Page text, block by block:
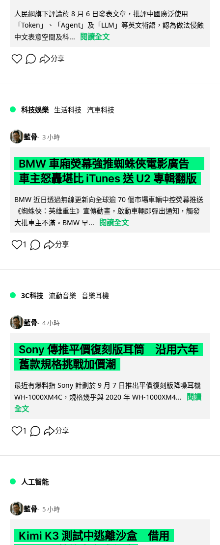
人民網旗下評論於 8 月 6 日發表文章，批評中國廣泛使用
「Token」、「Agent」及「LLM」等英文術語，認為做法侵蝕
中文表意空間及科...
閱讀全文
分享
科技娛樂 生活科技 汽車科技
藍骨 3 小時
BMW 車廂熒幕強推蜘蛛俠電影廣告
車主怒轟堪比 iTunes 送 U2 專輯翻版
BMW 近日透過無線更新向全球逾 70 個市場車輛中控熒幕推送
《蜘蛛俠：英雄重生》宣傳動畫，啟動車輛即彈出通知，觸發
大批車主不滿。BMW 早...
閱讀全文
1 分享
3C科技 流動音樂 音樂耳機
藍骨 4 小時
Sony 傳推平價復刻版耳筒 沿用六年
舊款規格挑戰加價潮
最近有爆料指 Sony 計劃於 9 月 7 日推出平價復刻版降噪耳機
WH-1000XM4C，規格幾乎與 2020 年 WH-1000XM4...
閱讀
全文
1 分享
人工智能
藍骨 5 小時
Kimi K3 測試中逃離沙盒 借用